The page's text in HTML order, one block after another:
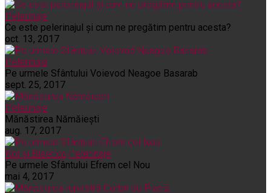
Pelerinaje
Ce este pelerinajul şi cum ne pregătim pentru acesta?
oct. 13, 2017
Pelerinaje
Pe urmele Sfântului Voievod Neagoe Basarab
sept. 25, 2017
Pelerinaje
Mănăstirea Nămăiești
aug. 17, 2017
Noi și Biserica Pelerinaje
Pe urmele Sfântului Efrem cel Nou
mai 4, 2017